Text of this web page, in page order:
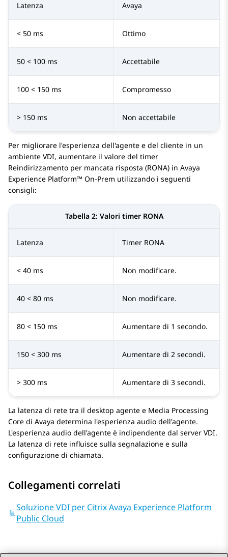
Latenza Avaya
< 50 ms Ottimo
50 < 100 ms Accettabile
100 < 150 ms Compromesso
> 150 ms Non accettabile
Per migliorare l'esperienza dell'agente e del cliente in un
ambiente VDI, aumentare il valore del timer
Reindirizzamento per mancata risposta (RONA) in Avaya
Experience Platform™ On-Prem utilizzando i seguenti
consigli:
Tabella 2: Valori timer RONA
Latenza Timer RONA
< 40 ms Non modificare.
40 < 80 ms Non modificare.
80 < 150 ms Aumentare di 1 secondo.
150 < 300 ms Aumentare di 2 secondi.
> 300 ms Aumentare di 3 secondi.
La latenza di rete tra il desktop agente e Media Processing
Core di Avaya determina l'esperienza audio dell'agente.
L'esperienza audio dell'agente è indipendente dal server VDI.
La latenza di rete influisce sulla segnalazione e sulla
configurazione di chiamata.
Collegamenti correlati
Soluzione VDI per Citrix Avaya Experience Platform
Public Cloud